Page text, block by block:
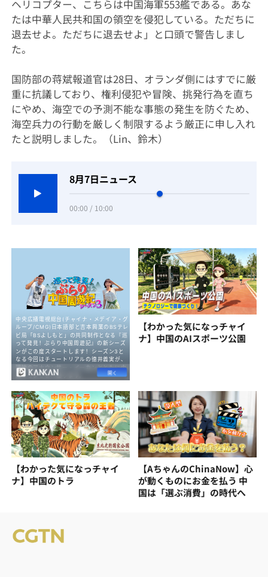
ヘリコプター、こちらは中国海軍553艦である。あな
たは中華人民共和国の領空を侵犯している。ただちに
退去せよ。ただちに退去せよ」と口頭で警告しまし
た。
国防部の蒋斌報道官は28日、オランダ側にはすでに厳
重に抗議しており、権利侵犯や冒険、挑発行為を直ち
にやめ、海空での予測不能な事態の発生を防ぐため、
海空兵力の行動を厳しく制限するよう厳正に申し入れ
たと説明しました。（Lin、鈴木）
8月7日ニュース
00:00 / 10:00
【わかった気になっチャイ
ナ】中国のAIスポーツ公園
【わかった気になっチャイ
ナ】中国のトラ
【AちゃんのChinaNow】心
が動くものにお金を払う 中
国は「選ぶ消費」の時代へ